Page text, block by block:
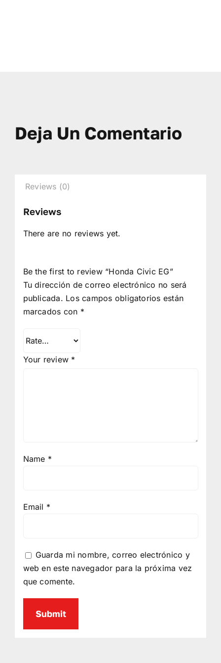
Deja Un Comentario
Reviews (0)
Reviews
There are no reviews yet.
Be the first to review “Honda Civic EG”
Tu dirección de correo electrónico no será
publicada. Los campos obligatorios están
marcados con *
Your review *
Name *
Email *
Guarda mi nombre, correo electrónico y
web en este navegador para la próxima vez
que comente.